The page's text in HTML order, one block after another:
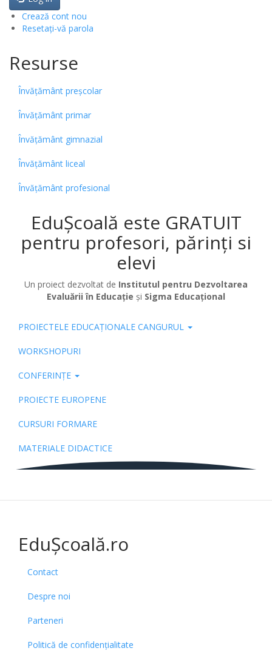
Crează cont nou
Resetați-vă parola
Resurse
Învățământ preșcolar
Învățământ primar
Învățământ gimnazial
Învățământ liceal
Învățământ profesional
EduȘcoală este GRATUIT
pentru profesori, părinți si
elevi
Un proiect dezvoltat de Institutul pentru Dezvoltarea
Evaluării în Educație și Sigma Educațional
Pub
PROIECTELE EDUCAȚIONALE CANGURUL
WORKSHOPURI
CONFERINȚE
PROIECTE EUROPENE
CURSURI FORMARE
MATERIALE DIDACTICE
EduȘcoală.ro
Contact
Despre noi
Parteneri
Politică de confidențialitate